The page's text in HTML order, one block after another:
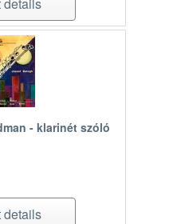
- klarinét szóló
details